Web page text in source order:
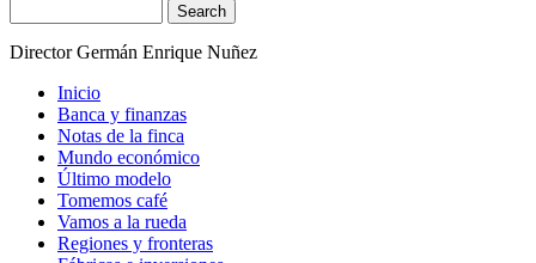
Search
Director Germán Enrique Nuñez
Inicio
Banca y finanzas
Notas de la finca
Mundo económico
Último modelo
Tomemos café
Vamos a la rueda
Regiones y fronteras